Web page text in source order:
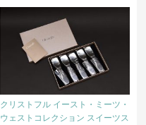
クリストフル イースト・ミーツ・
ウェストコレクション スイーツス